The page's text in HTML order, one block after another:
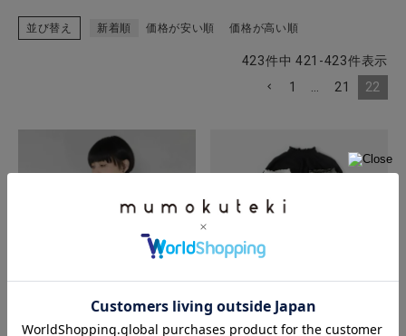
並び替え 新着順 価格が安い順 価格が高い順
423件中 421 -423件表示
1
21 22